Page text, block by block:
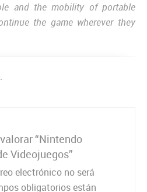
and the mobility of portable
the game wherever they
“Nintendo
Videojuegos”
electrónico no será
obligatorios están